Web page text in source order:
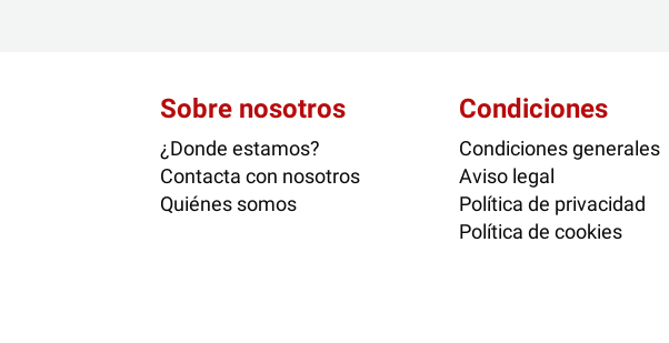
Sobre nosotros
¿Donde estamos?
Contacta con nosotros
Quiénes somos
Condiciones
Condiciones generales
Aviso legal
Política de privacidad
Política de cookies